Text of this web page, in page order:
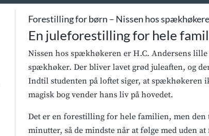
Forestilling for børn – Nissen hos
En juleforestilling for hele
Nissen hos spækhøkeren er H.C. Andersens
spækhøker. Der bliver lavet grød juleaften, og
Indtil studenten på loftet siger, at spækhøkeren
magisk bog vender hans liv på hovedet.
Det er en forestilling for hele familien, men
minutter, så de mindste når at følge med uden at